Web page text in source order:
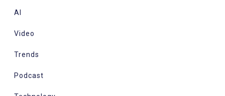
AI
Video
Trends
Podcast